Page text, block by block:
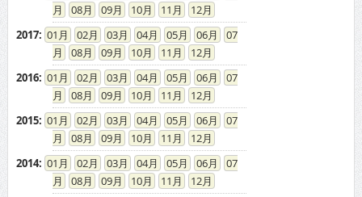
08
09 10 11
12
2017: 01 02 03 04 05 06
07
08
09 10 11
12
2016: 01 02 03 04 05 06
07
08
09 10 11
12
2015: 01 02 03 04 05 06
07
08
09 10 11
12
2014: 01 02 03 04 05 06
07
08
09 10 11
12